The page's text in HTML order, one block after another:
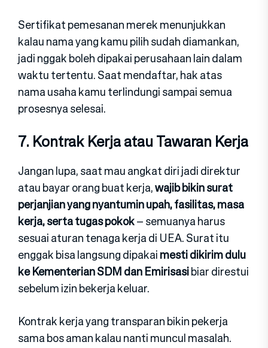
Sertifikat pemesanan merek menunjukkan
kalau nama yang kamu pilih sudah diamankan,
jadi nggak boleh dipakai perusahaan lain dalam
waktu tertentu. Saat mendaftar, hak atas
nama usaha kamu terlindungi sampai semua
prosesnya selesai.
7. Kontrak Kerja atau Tawaran Kerja
Jangan lupa, saat mau angkat diri jadi direktur
atau bayar orang buat kerja,wajib bikin surat
perjanjian yang nyantumin upah, fasilitas, masa
kerja, serta tugas pokok– semuanya harus
sesuai aturan tenaga kerja di UEA. Surat itu
enggak bisa langsung dipakaimesti dikirim dulu
ke Kementerian SDM dan Emirisasibiar direstui
sebelum izin bekerja keluar.
Kontrak kerja yang transparan bikin pekerja
sama bos aman kalau nanti muncul masalah.